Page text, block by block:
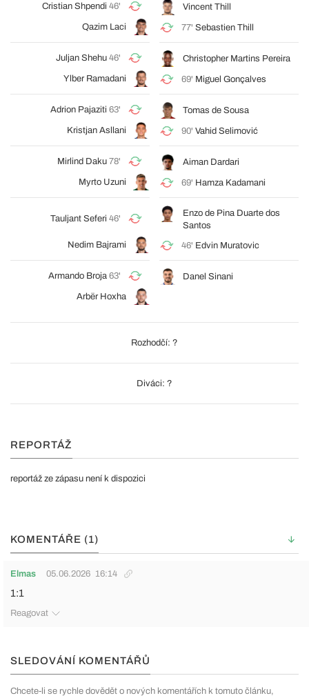
Cristian Shpendi 46'
Qazim Laci
Vincent Thill
77' Sebastien Thill
Juljan Shehu 46'
Ylber Ramadani
Christopher Martins Pereira
69' Miguel Gonçalves
Adrion Pajaziti 63'
Kristjan Asllani
Tomas de Sousa
90' Vahid Selimović
Mirlind Daku 78'
Myrto Uzuni
Aiman Dardari
69' Hamza Kadamani
Tauljant Seferi 46'
Nedim Bajrami
Enzo de Pina Duarte dos
Santos
46' Edvin Muratovic
Armando Broja 63'
Arbër Hoxha
Danel Sinani
Rozhodčí: ?
Diváci: ?
REPORTÁŽ
reportáž ze zápasu není k dispozici
KOMENTÁŘE (1)
Elmas 05.06.2026 16:14
1:1
Reagovat
SLEDOVÁNÍ KOMENTÁŘŮ
Chcete-li se rychle dovědět o nových komentářích k tomuto článku,